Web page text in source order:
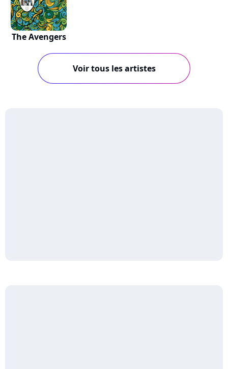
The Avengers
Voir tous les artistes